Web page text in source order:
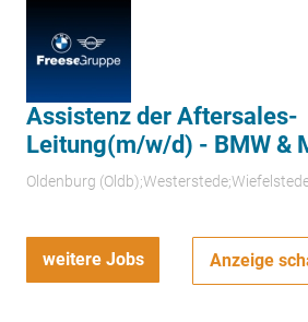
Assistenz der Aftersales-
Leitung(m/w/d) - BMW &
Oldenburg
weitere Jobs Anzeige